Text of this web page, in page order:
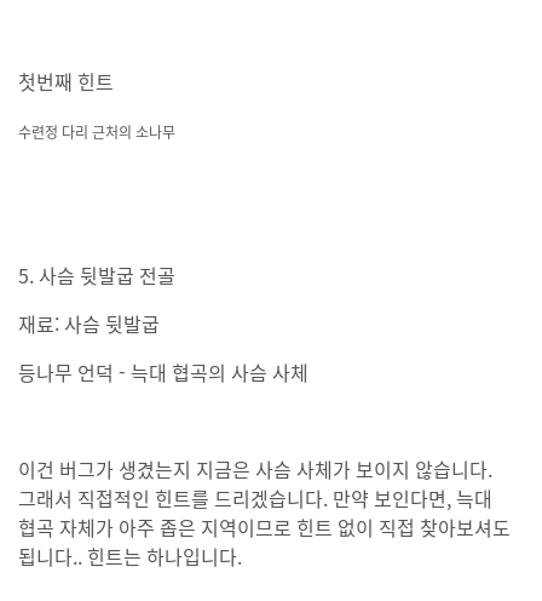
첫번째 힌트
수련정 다리 근처의 소나무
5. 사슴 뒷발굽 전골
재료: 사슴 뒷발굽
등나무 언덕 - 늑대 협곡의 사슴 사체
이건 버그가 생겼는지 지금은 사슴 사체가 보이지 않습니다.
그래서 직접적인 힌트를 드리겠습니다. 만약 보인다면, 늑대
협곡 자체가 아주 좁은 지역이므로 힌트 없이 직접 찾아보셔도
됩니다.. 힌트는 하나입니다.